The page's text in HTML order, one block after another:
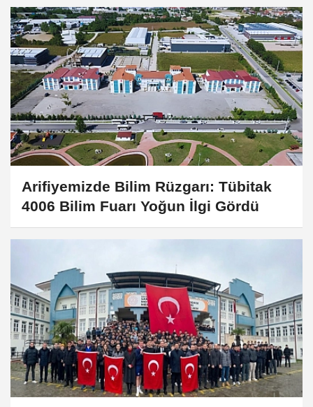
Arifiyemizde Bilim Rüzgarı: Tübitak
4006 Bilim Fuarı Yoğun İlgi Gördü